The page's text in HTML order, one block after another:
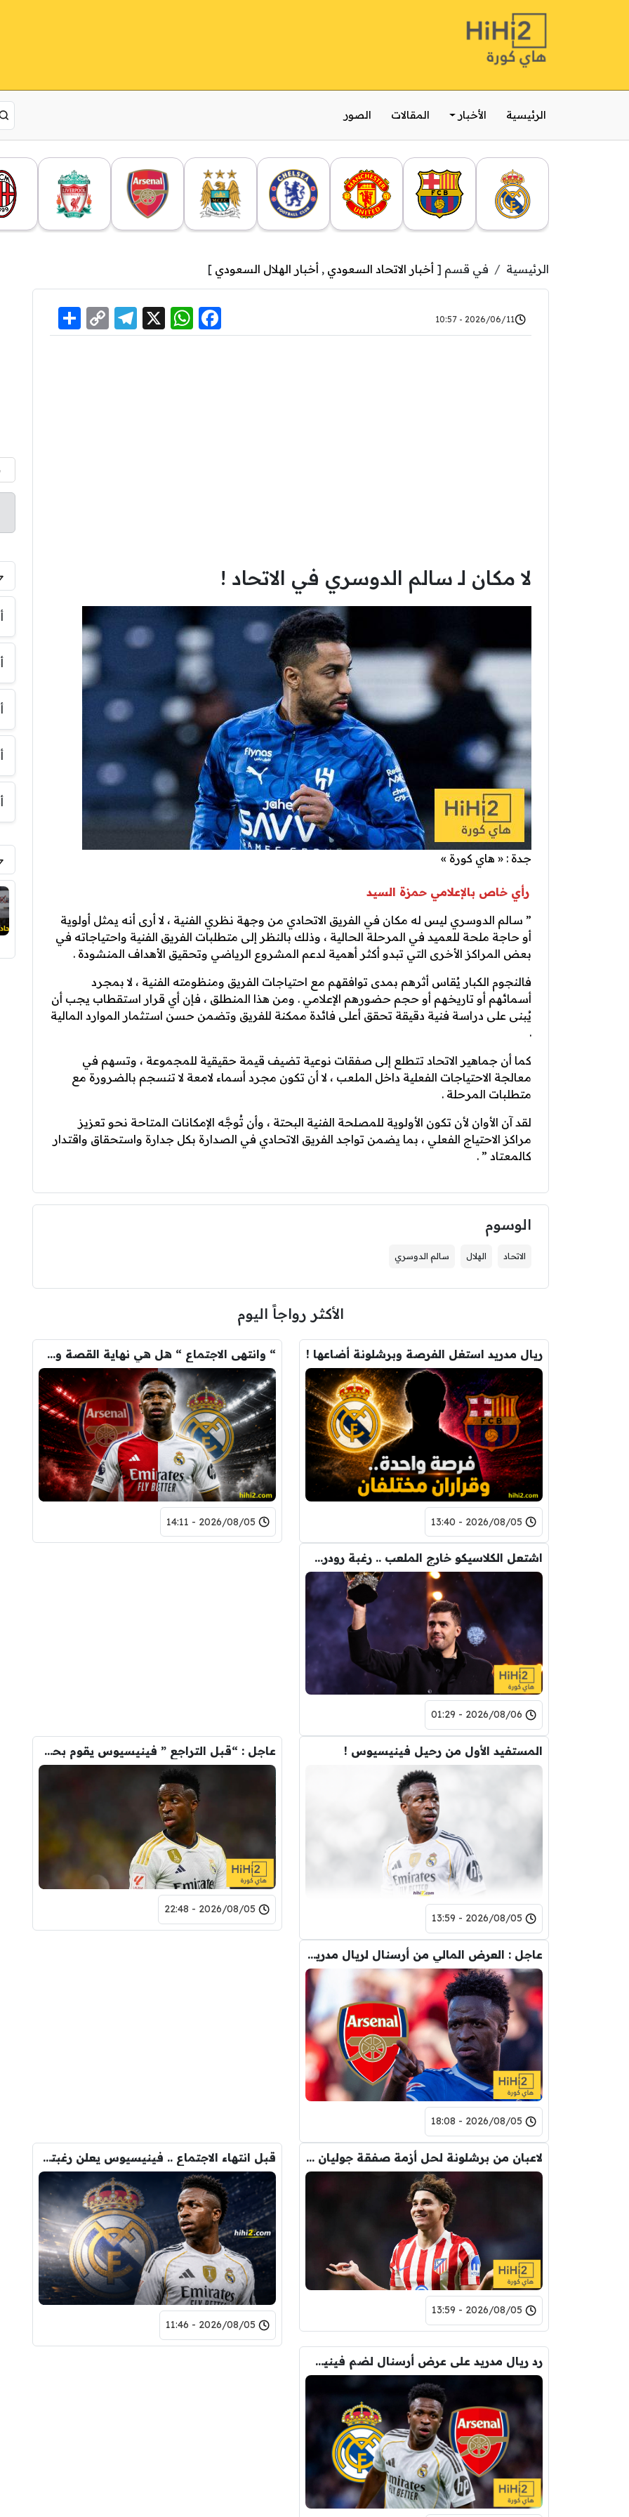
الرئيسية الأخبار المقالات الصور
الرئيسية في قسم [ أخبار الاتحاد السعودي , أخبار الهلال السعودي ]
2026/06/11 - 10:57
Facebook
WhatsApp
X
Telegram
Copy
Link
لا مكان لـ سالم الدوسري في الاتحاد !
جدة : « هاي كورة »
رأي خاص بالإعلامي حمزة السيد
” ‏سالم الدوسري ليس له مكان في الفريق الاتحادي من وجهة نظري الفنية ، لا أرى أنه يمثل أولوية
أو حاجة ملحة للعميد في المرحلة الحالية ، وذلك بالنظر إلى متطلبات الفريق الفنية واحتياجاته في
بعض المراكز الأخرى التي تبدو أكثر أهمية لدعم المشروع الرياضي وتحقيق الأهداف المنشودة .
فالنجوم الكبار يُقاس أثرهم بمدى توافقهم مع احتياجات الفريق ومنظومته الفنية ، لا بمجرد
أسمائهم أو تاريخهم أو حجم حضورهم الإعلامي . ومن هذا المنطلق ، فإن أي قرار استقطاب يجب أن
يُبنى على دراسة فنية دقيقة تحقق أعلى فائدة ممكنة للفريق وتضمن حسن استثمار الموارد المالية
.
كما أن جماهير الاتحاد تتطلع إلى صفقات نوعية تضيف قيمة حقيقية للمجموعة ، وتسهم في
معالجة الاحتياجات الفعلية داخل الملعب ، لا أن تكون مجرد أسماء لامعة لا تنسجم بالضرورة مع
متطلبات المرحلة .
لقد آن الأوان لأن تكون الأولوية للمصلحة الفنية البحتة ، وأن تُوجَّه الإمكانات المتاحة نحو تعزيز
مراكز الاحتياج الفعلي ، بما يضمن تواجد الفريق الاتحادي في الصدارة بكل جدارة واستحقاق واقتدار
كالمعتاد‎ ” .
الوسوم
الاتحاد الهلال سالم الدوسري
الأكثر رواجاً اليوم
ريال مدريد استغل الفرصة وبرشلونة أضاعها !
2026/08/05 - 13:40
“ وانتهى الاجتماع “ هل هي نهاية القصة وسيرحل فينيسيوس …؟!
2026/08/05 - 14:11
اشتعل الكلاسيكو خارج الملعب .. رغبة رودري تصدم ريال مدريد
2026/08/06 - 01:29
المستفيد الأول من رحيل فينيسيوس !
2026/08/05 - 13:59
عاجل : “قبل التراجع ” فينيسيوس يقوم بحذف كل صوره مع ريال مدريد
2026/08/05 - 22:48
عاجل : العرض المالي من أرسنال لريال مدريد من أجل شراء فينيسيوس جونيور
2026/08/05 - 18:08
لاعبان من برشلونة لحل أزمة صفقة جوليان ألفاريز !
2026/08/05 - 13:59
قبل انتهاء الاجتماع .. فينيسيوس يعلن رغبته في الرحيل عن ريال مدريد !
2026/08/05 - 11:46
رد ريال مدريد على عرض أرسنال لضم فينيسيوس